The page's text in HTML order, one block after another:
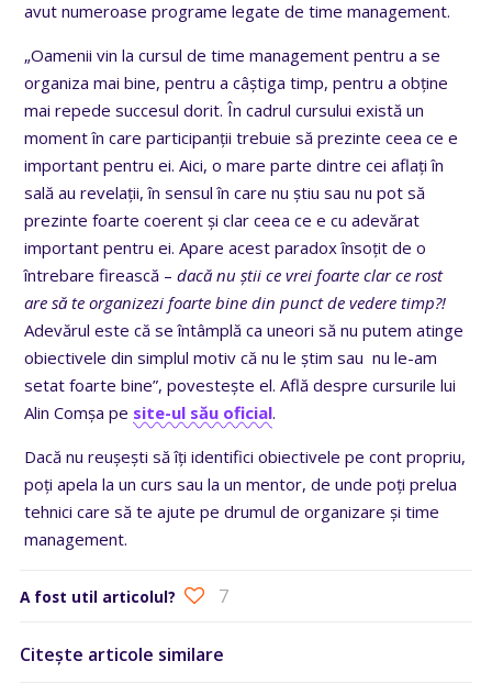
avut numeroase programe legate de time management.
„Oamenii vin la cursul de time management pentru a se
organiza mai bine, pentru a câștiga timp, pentru a obține
mai repede succesul dorit. În cadrul cursului există un
moment în care participanții trebuie să prezinte ceea ce e
important pentru ei. Aici, o mare parte dintre cei aflați în
sală au revelații, în sensul în care nu știu sau nu pot să
prezinte foarte coerent și clar ceea ce e cu adevărat
important pentru ei. Apare acest paradox însoțit de o
întrebare firească –dacă nu știi ce vrei foarte clar ce rost
are să te organizezi foarte bine din punct de vedere timp?!
Adevărul este că se întâmplă ca uneori să nu putem atinge
obiectivele din simplul motiv că nu le știm sau nu le-am
setat foarte bine”, povestește el. Află despre cursurile lui
Alin Comșa pe site-ul său oficial.
Dacă nu reușești să îți identifici obiectivele pe cont propriu,
poți apela la un curs sau la un mentor, de unde poți prelua
tehnici care să te ajute pe drumul de organizare și time
management.
A fost util articolul? 7
Citește articole similare